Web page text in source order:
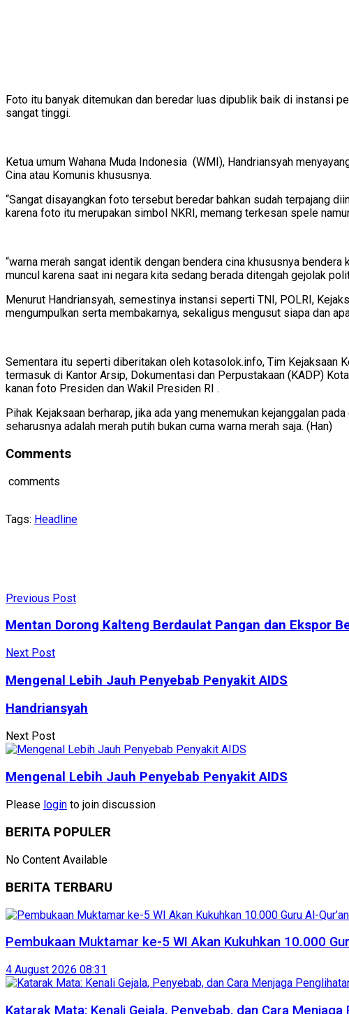
Foto itu banyak ditemukan dan beredar luas dipublik baik di instansi
sangat tinggi.
Ketua umum Wahana Muda Indonesia (WMI), Handriansyah
Cina atau Komunis khususnya.
“Sangat disayangkan foto tersebut beredar bahkan sudah terpajang
karena foto itu merupakan simbol NKRI, memang terkesan spele
“warna merah sangat identik dengan bendera cina khususnya
muncul karena saat ini negara kita sedang berada ditengah gejolak
Menurut Handriansyah, semestinya instansi seperti TNI, POLRI,
mengumpulkan serta membakarnya, sekaligus mengusut siapa dan
Sementara itu seperti diberitakan oleh kotasolok.info, Tim Kejaksaan
termasuk di Kantor Arsip, Dokumentasi dan Perpustakaan (KADP)
kanan foto Presiden dan Wakil Presiden RI .
Pihak Kejaksaan berharap, jika ada yang menemukan kejanggalan
seharusnya adalah merah putih bukan cuma warna merah saja. (Han)
Comments
comments
Tags: Headline
Previous Post
Mentan Dorong Kalteng Berdaulat Pangan dan Ekspor
Next Post
Mengenal Lebih Jauh Penyebab Penyakit AIDS
Handriansyah
Next Post
Mengenal Lebih Jauh Penyebab Penyakit AIDS
Please login to join discussion
BERITA POPULER
No Content Available
BERITA TERBARU
Pembukaan Muktamar ke-5 WI Akan Kukuhkan 10.000
4 August 2026 08:31
Katarak Mata: Kenali Gejala, Penyebab, dan Cara